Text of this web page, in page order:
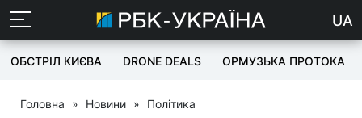
UA
ОБСТРІЛ КИЄВА DRONE DEALS ОРМУЗЬКА ПРОТОКА
Головна » Новини » Політика